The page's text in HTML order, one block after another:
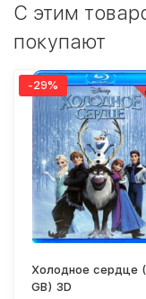
C этим
покупают
-29%
Холодное сердце
GB) 3D